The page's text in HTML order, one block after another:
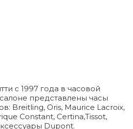
с 1997 года в часовой
представлены часы
Breitling, Oris, Maurice Lacroix,
Constant, Certina,Tissot,
Dupont.